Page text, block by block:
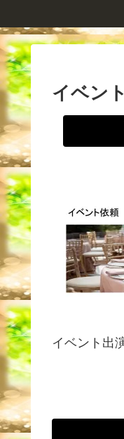
イベン
イベント出